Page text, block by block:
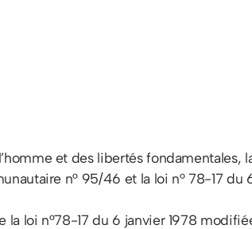
et des libertés fondamentales,
n° 95/46 et la loi n° 78-17 du
loi n°78-17 du 6 janvier 1978